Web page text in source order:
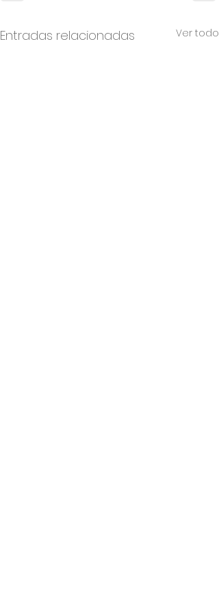
Entradas relacionadas Ver todo